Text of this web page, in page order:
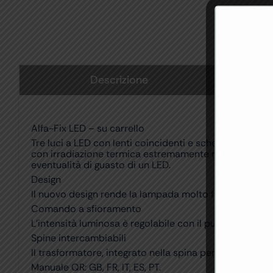
Descrizione
Alfa-Fix LED – su carrello
Tre luci a LED con lenti coincidenti e schermo
con irradiazione termica estremamente ridotta.
eventualità di guasto di un LED.
Design
Il nuovo design rende la lampada molto facile da
Comando a sfioramento
L’intensità luminosa è regolabile con il pulsante a
Spine intercambiabili
Il trasformatore, integrato nella spina per un
Manuale QR: GB, FR, IT, ES, PT.